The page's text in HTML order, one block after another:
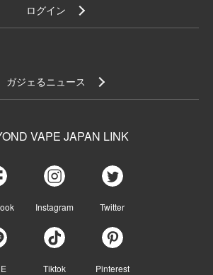
ログイン
ガジェるニュース
VAPE JAPAN LINK
Instagram Twitter
Tiktok Pinterest